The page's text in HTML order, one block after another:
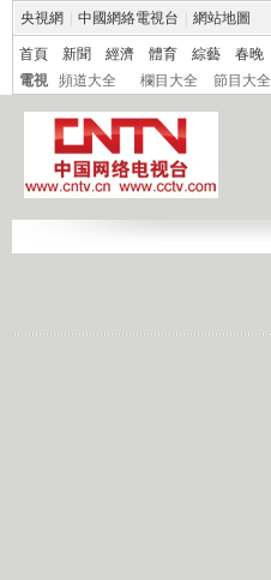
央視網 中國網絡電視台 網站地圖
首頁 新聞 經濟 體育 綜藝 春晚
電視
頻道大全 欄目大全 節目大全